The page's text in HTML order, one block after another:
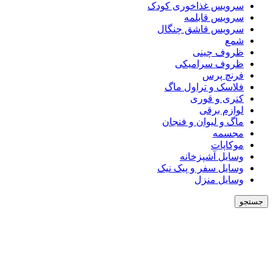
سرویس غذاخوری کودک
سرویس قابلمه
سرویس قاشق چنگال
شمع
ظروف چینی
ظروف سرامیکی
فرنچ پرس
فلاسک و تراول ماگ
کتری و قوری
لوازم برقی
ماگ و لیوان و فنجان
مجسمه
موکاپات
وسایل آشپزخانه
وسایل سفر و پیک نیک
وسایل منزل
جستجو